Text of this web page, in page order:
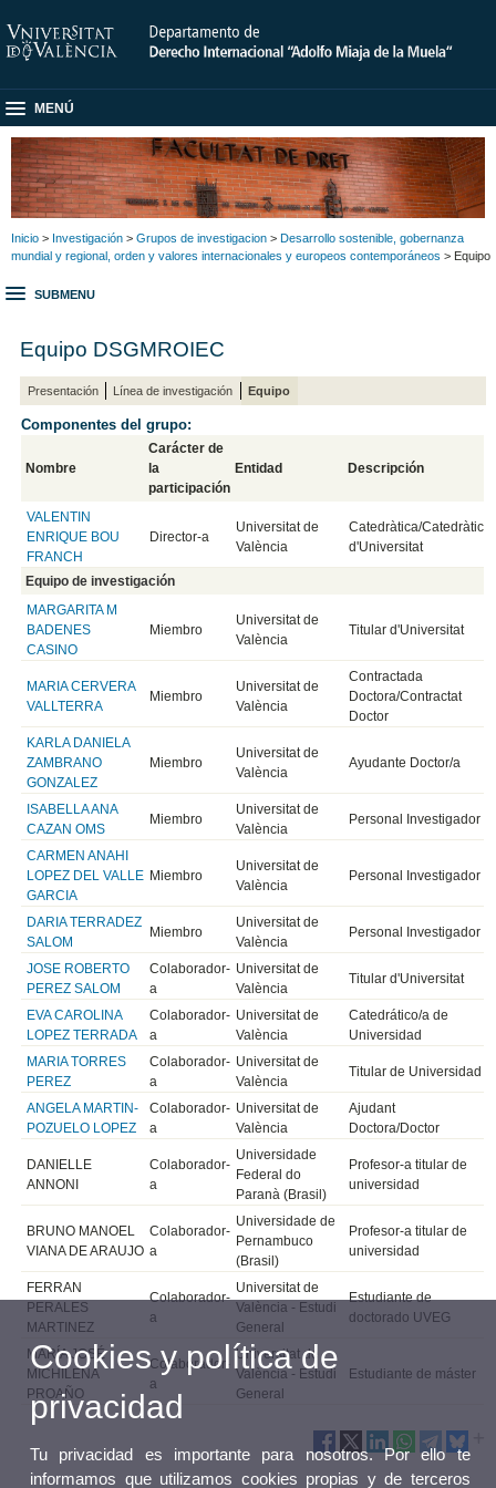
MENÚ
Inicio > Investigación > Grupos de investigacion > Desarrollo sostenible, gobernanza
mundial y regional, orden y valores internacionales y europeos contemporáneos > Equipo
SUBMENU
Equipo DSGMROIEC
Presentación Línea de investigación Equipo
Componentes del grupo:
Nombre
Carácter de
la
participación
Entidad Descripción
VALENTIN
ENRIQUE BOU
FRANCH
Director-a
Universitat de
València
Catedràtica/Catedràtic
d'Universitat
Equipo de investigación
MARGARITA M
BADENES
CASINO
Miembro
Universitat de
València
Titular d'Universitat
MARIA CERVERA
VALLTERRA
Miembro
Universitat de
València
Contractada
Doctora/Contractat
Doctor
KARLA DANIELA
ZAMBRANO
GONZALEZ
Miembro
Universitat de
València
Ayudante Doctor/a
ISABELLA ANA
CAZAN OMS
Miembro
Universitat de
València
Personal Investigador
CARMEN ANAHI
LOPEZ DEL VALLE
GARCIA
Miembro
Universitat de
València
Personal Investigador
DARIA TERRADEZ
SALOM
Miembro
Universitat de
València
Personal Investigador
JOSE ROBERTO
PEREZ SALOM
Colaborador-
a
Universitat de
València
Titular d'Universitat
EVA CAROLINA
LOPEZ TERRADA
Colaborador-
a
Universitat de
València
Catedrático/a de
Universidad
MARIA TORRES
PEREZ
Colaborador-
a
Universitat de
València
Titular de Universidad
ANGELA MARTIN-
POZUELO LOPEZ
Colaborador-
a
Universitat de
València
Ajudant
Doctora/Doctor
DANIELLE
ANNONI
Colaborador-
a
Universidade
Federal do
Paranà (Brasil)
Profesor-a titular de
universidad
BRUNO MANOEL
VIANA DE ARAUJO
Colaborador-
a
Universidade de
Pernambuco
(Brasil)
Profesor-a titular de
universidad
FERRAN
PERALES
MARTINEZ
Colaborador-
a
Universitat de
València - Estudi
General
Estudiante de
doctorado UVEG
MARÍA JOSÉ
MICHILENA
PROAÑO
Colaborador-
a
Universitat de
València - Estudi
General
Estudiante de máster
Cookies y política de
privacidad
Tu privacidad es importante para nosotros. Por ello te
informamos que utilizamos cookies propias y de terceros